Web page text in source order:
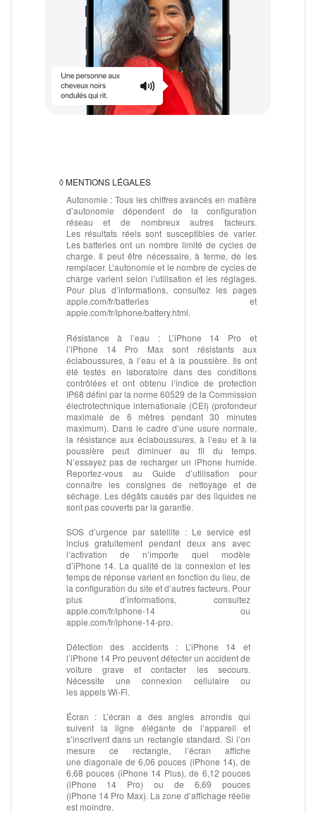
◊ MENTIONS LÉGALES
Autonomie : Tous les chiffres avancés en matière
d’autonomie dépendent de la configuration
réseau et de nombreux autres facteurs.
Les résultats réels sont susceptibles de varier.
Les batteries ont un nombre limité de cycles de
charge. Il peut être nécessaire, à terme, de les
remplacer. L’autonomie et le nombre de cycles de
charge varient selon l’utilisation et les réglages.
Pour plus d’informations, consultez les pages
apple.com/fr/batteries et
apple.com/fr/iphone/battery.html.
Résistance à l’eau :L’iPhone 14 Pro et
l’iPhone 14 Pro Max sont résistants aux
éclaboussures, à l’eau et à la poussière. Ils ont
été testés en laboratoire dans des conditions
contrôlées et ont obtenu l’indice de protection
IP68 défini par la norme 60529 de la Commission
électrotechnique internationale (CEI) (profondeur
maximale de 6 mètres pendant 30 minutes
maximum). Dans le cadre d’une usure normale,
la résistance aux éclaboussures, à l’eau et à la
poussière peut diminuer au fil du temps.
N’essayez pas de recharger un iPhone humide.
Reportez‑vous au Guide d’utilisation pour
connaître les consignes de nettoyage et de
séchage. Les dégâts causés par des liquides ne
sont pas couverts par la garantie.
SOS d’urgence par satellite :Le service est
inclus gratuitement pendant deux ans avec
l’activation de n’importe quel modèle
d’iPhone 14. La qualité de la connexion et les
temps de réponse varient en fonction du lieu, de
la configuration du site et d’autres facteurs. Pour
plus d’informations, consultez
apple.com/fr/iphone‑14 ou
apple.com/fr/iphone‑14‑pro.
Détection des accidents : L’iPhone 14 et
l’iPhone 14 Pro peuvent détecter un accident de
voiture grave et contacter les secours.
Nécessite une connexion cellulaire ou
les appels Wi‑Fi.
Écran : L’écran a des angles arrondis qui
suivent la ligne élégante de l’appareil et
s’inscrivent dans un rectangle standard. Si l’on
mesure ce rectangle, l’écran affiche
une diagonale de 6,06 pouces (iPhone 14), de
6,68 pouces (iPhone 14 Plus), de 6,12 pouces
(iPhone 14 Pro) ou de 6,69 pouces
(iPhone 14 Pro Max). La zone d’affichage réelle
est moindre.